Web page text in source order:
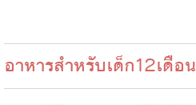
อาหารสำหรับเด็ก12เดือน